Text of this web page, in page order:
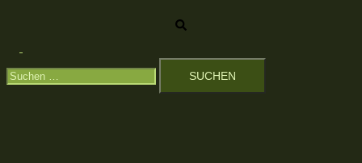
umschalten
Suchen
nach: